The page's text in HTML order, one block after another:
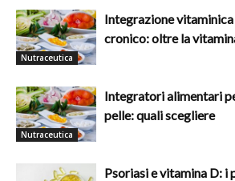
Nutraceutica
Integrazione
cronico: oltre la
Nutraceutica
Integratori alimentari
pelle: quali scegliere
Psoriasi e vitamina D: